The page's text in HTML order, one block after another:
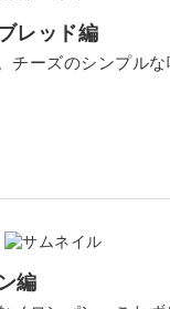
レッド編
チーズのシンプル
編